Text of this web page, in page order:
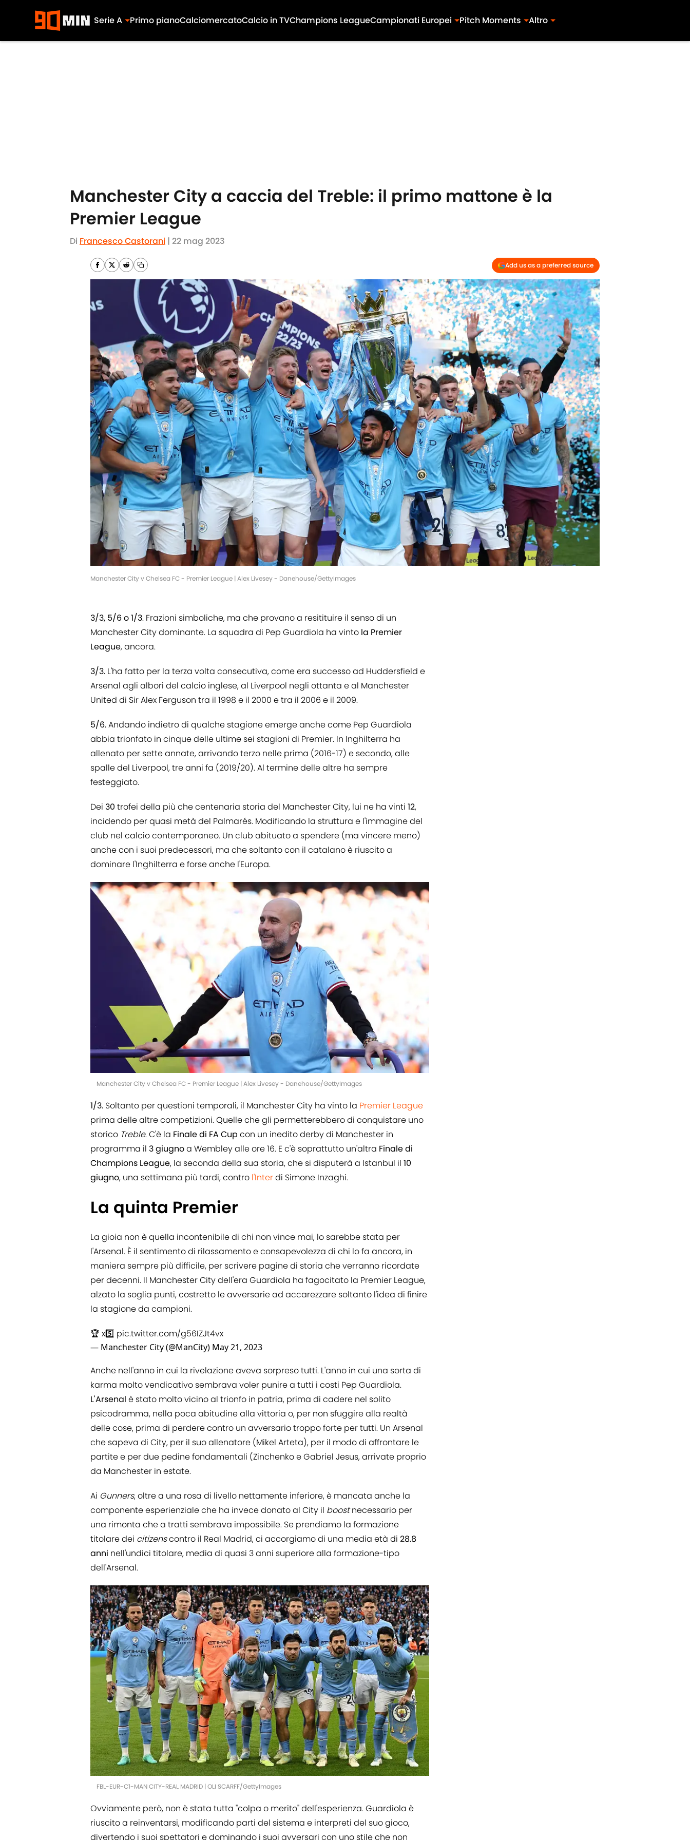
Serie A Primo pianoCalciomercatoCalcio in TVChampions LeagueCampionati Europei Pitch Moments Altro
Manchester City a caccia del Treble: il primo mattone è la
Premier League
Di Francesco Castorani | 22 mag 2023
Add us as a preferred source
Manchester City v Chelsea FC - Premier League | Alex Livesey - Danehouse/GettyImages
3/3, 5/6 o 1/3. Frazioni simboliche, ma che provano a resitituire il senso di un
Manchester City dominante. La squadra di Pep Guardiola ha vinto la Premier
League, ancora.
3/3. L'ha fatto per la terza volta consecutiva, come era successo ad Huddersfield e
Arsenal agli albori del calcio inglese, al Liverpool negli ottanta e al Manchester
United di Sir Alex Ferguson tra il 1998 e il 2000 e tra il 2006 e il 2009.
5/6.Andando indietro di qualche stagione emerge anche come Pep Guardiola
abbia trionfato in cinque delle ultime sei stagioni di Premier. In Inghilterra ha
allenato per sette annate, arrivando terzo nelle prima (2016-17) e secondo, alle
spalle del Liverpool, tre anni fa (2019/20). Al termine delle altre ha sempre
festeggiato.
Dei 30 trofei della più che centenaria storia del Manchester City, lui ne ha vinti 12,
incidendo per quasi metà del Palmarés. Modificando la struttura e l'immagine del
club nel calcio contemporaneo. Un club abituato a spendere (ma vincere meno)
anche con i suoi predecessori, ma che soltanto con il catalano è riuscito a
dominare l'Inghilterra e forse anche l'Europa.
Manchester City v Chelsea FC - Premier League | Alex Livesey - Danehouse/GettyImages
1/3. Soltanto per questioni temporali, il Manchester City ha vinto la Premier League
prima delle altre competizioni. Quelle che gli permetterebbero di conquistare uno
storico Treble. C'è la Finale di FA Cup con un inedito derby di Manchester in
programma il 3 giugnoa Wembley alle ore 16. E c'è soprattutto un'altra Finale di
Champions League, la seconda della sua storia, che si disputerà a Istanbul il 10
giugno, una settimana più tardi, contro l'Interdi Simone Inzaghi.
La quinta Premier
La gioia non è quella incontenibile di chi non vince mai, lo sarebbe stata per
l'Arsenal. È il sentimento di rilassamento e consapevolezza di chi lo fa ancora, in
maniera sempre più difficile, per scrivere pagine di storia che verranno ricordate
per decenni. Il Manchester City dell'era Guardiola ha fagocitato la Premier League,
alzato la soglia punti, costretto le avversarie ad accarezzare soltanto l'idea di finire
la stagione da campioni.
🏆 x5️⃣ pic.twitter.com/g56IZJt4vx
— Manchester City (@ManCity) May 21, 2023
Anche nell'anno in cui la rivelazione aveva sorpreso tutti. L'anno in cui una sorta di
karma molto vendicativo sembrava voler punire a tutti i costi Pep Guardiola.
L'Arsenal è stato molto vicino al trionfo in patria, prima di cadere nel solito
psicodramma, nella poca abitudine alla vittoria o, per non sfuggire alla realtà
delle cose, prima di perdere contro un avversario troppo forte per tutti. Un Arsenal
che sapeva di City, per il suo allenatore (Mikel Arteta), per il modo di affrontare le
partite e per due pedine fondamentali (Zinchenko e Gabriel Jesus, arrivate proprio
da Manchester in estate.
Ai Gunners, oltre a una rosa di livello nettamente inferiore, è mancata anche la
componente esperienziale che ha invece donato al City il boostnecessario per
una rimonta che a tratti sembrava impossibile. Se prendiamo la formazione
titolare dei citizenscontro il Real Madrid, ci accorgiamo di una media età di 28.8
anni nell'undici titolare, media di quasi 3 anni superiore alla formazione-tipo
dell'Arsenal.
FBL-EUR-C1-MAN CITY-REAL MADRID | OLI SCARFF/GettyImages
Ovviamente però, non è stata tutta "colpa o merito" dell'esperienza. Guardiola è
riuscito a reinventarsi, modificando parti del sistema e interpreti del suo gioco,
divertendo i suoi spettatori e dominando i suoi avversari con uno stile che non